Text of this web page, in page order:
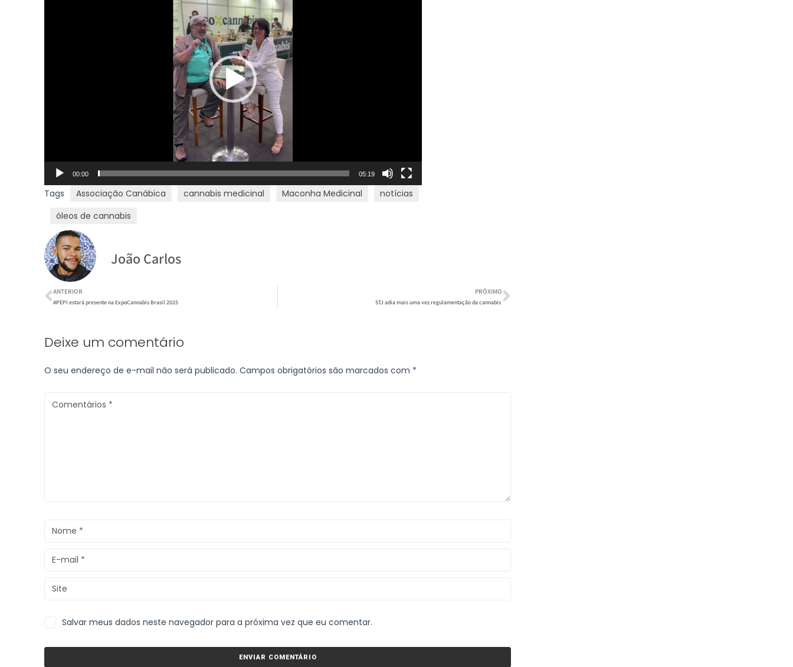
00:00 05:19
Tags Associação Canábica cannabis medicinal Maconha Medicinal
notícias
óleos de cannabis
João Carlos
ANTERIOR
APEPI estará presente na ExpoCannabis Brasil 2025
PRÓXIMO
STJ adia mais uma vez regulamentação da cannabis
Deixe um comentário
O seu endereço de e-mail não será publicado. Campos obrigatórios são marcados com *
Salvar meus dados neste navegador para a próxima vez que eu comentar.